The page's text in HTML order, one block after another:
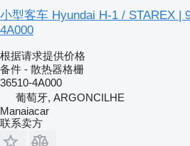
小型客车 Hyundai H-1 / STAREX |
4A000
根据请求提供价格
备件 - 散热器格栅
36510-4A000
葡萄牙, ARGONCILHE
Manaiacar
联系卖方